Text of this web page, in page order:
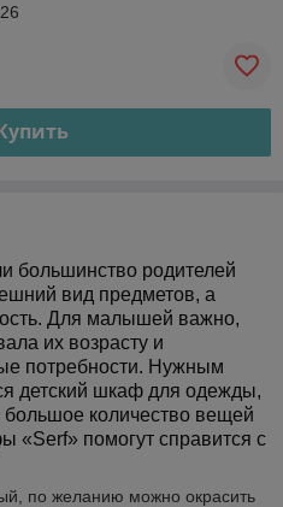
большинство родителей
вид предметов, а
Для малышей важно,
их возрасту и
потребности. Нужным
детский шкаф для одежды,
количество вещей
«Serf» помогут справится с
по желанию можно окрасить